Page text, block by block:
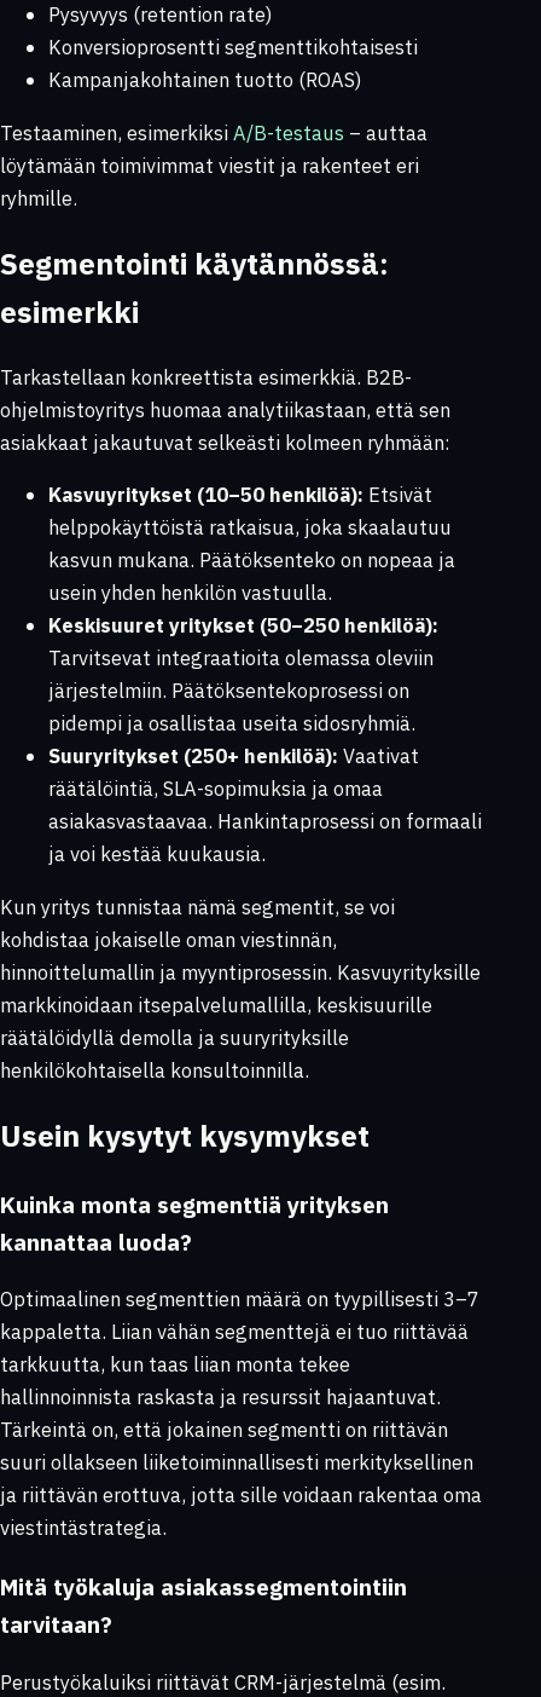
Pysyvyys (retention rate)
Konversioprosentti segmenttikohtaisesti
Kampanjakohtainen tuotto (ROAS)
Testaaminen, esimerkiksiA/B-testaus – auttaa
löytämään toimivimmat viestit ja rakenteet eri
ryhmille.
Segmentointi käytännössä:
esimerkki
Tarkastellaan konkreettista esimerkkiä. B2B-
ohjelmistoyritys huomaa analytiikastaan, että sen
asiakkaat jakautuvat selkeästi kolmeen ryhmään:
Kasvuyritykset (10–50 henkilöä): Etsivät
helppokäyttöistä ratkaisua, joka skaalautuu
kasvun mukana. Päätöksenteko on nopeaa ja
usein yhden henkilön vastuulla.
Keskisuuret yritykset (50–250 henkilöä):
Tarvitsevat integraatioita olemassa oleviin
järjestelmiin. Päätöksentekoprosessi on
pidempi ja osallistaa useita sidosryhmiä.
Suuryritykset (250+ henkilöä): Vaativat
räätälöintiä, SLA-sopimuksia ja omaa
asiakasvastaavaa. Hankintaprosessi on formaali
ja voi kestää kuukausia.
Kun yritys tunnistaa nämä segmentit, se voi
kohdistaa jokaiselle oman viestinnän,
hinnoittelumallin ja myyntiprosessin. Kasvuyrityksille
markkinoidaan itsepalvelumallilla, keskisuurille
räätälöidyllä demolla ja suuryrityksille
henkilökohtaisella konsultoinnilla.
Usein kysytyt kysymykset
Kuinka monta segmenttiä yrityksen
kannattaa luoda?
Optimaalinen segmenttien määrä on tyypillisesti 3–7
kappaletta. Liian vähän segmenttejä ei tuo riittävää
tarkkuutta, kun taas liian monta tekee
hallinnoinnista raskasta ja resurssit hajaantuvat.
Tärkeintä on, että jokainen segmentti on riittävän
suuri ollakseen liiketoiminnallisesti merkityksellinen
ja riittävän erottuva, jotta sille voidaan rakentaa oma
viestintästrategia.
Mitä työkaluja asiakassegmentointiin
tarvitaan?
Perustyökaluiksi riittävät CRM-järjestelmä (esim.